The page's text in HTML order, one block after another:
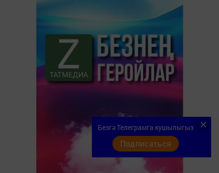
Безгә Телеграмга кушылыгыз
Подписаться